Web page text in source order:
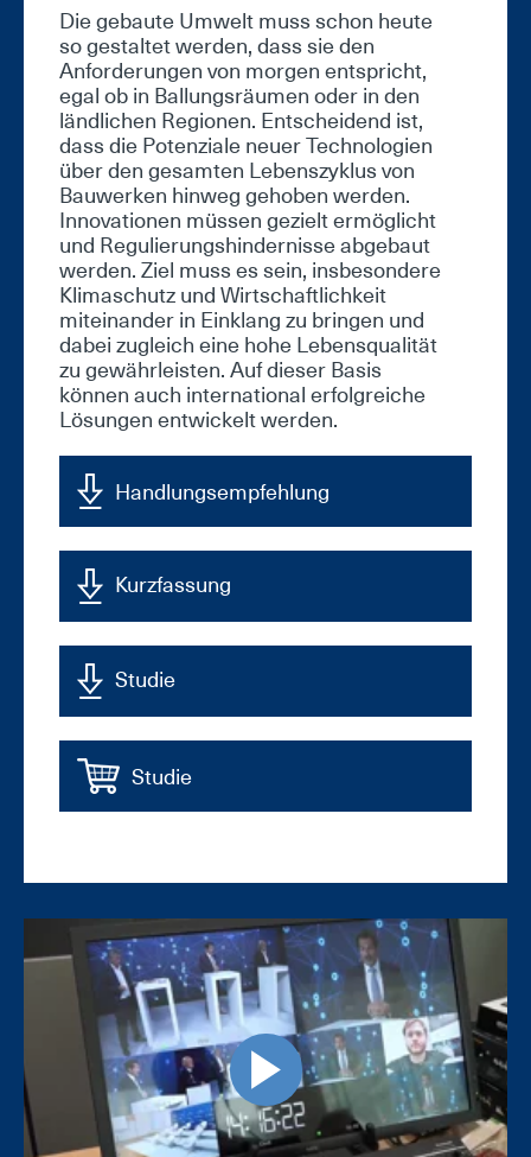
Die gebaute Umwelt muss schon heute
so gestaltet werden, dass sie den
Anforderungen von morgen entspricht,
egal ob in Ballungsräumen oder in den
ländlichen Regionen. Entscheidend ist,
dass die Potenziale neuer Technologien
über den gesamten Lebenszyklus von
Bauwerken hinweg gehoben werden.
Innovationen müssen gezielt ermöglicht
und Regulierungshindernisse abgebaut
werden. Ziel muss es sein, insbesondere
Klimaschutz und Wirtschaftlichkeit
miteinander in Einklang zu bringen und
dabei zugleich eine hohe Lebensqualität
zu gewährleisten. Auf dieser Basis
können auch international erfolgreiche
Lösungen entwickelt werden.
Handlungsempfehlung
Kurzfassung
Studie
Studie